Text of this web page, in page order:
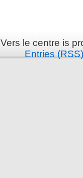
Vers le centre is
Entries (RSS)